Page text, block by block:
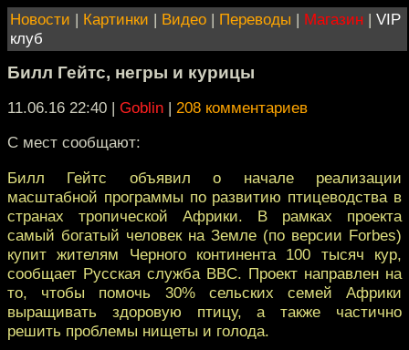
Новости | Картинки | Видео | Переводы | Магазин | VIP
клуб
Билл Гейтс, негры и курицы
11.06.16 22:40 | Goblin | 208 комментариев
С мест сообщают:
Билл Гейтс объявил о начале реализации
масштабной программы по развитию птицеводства в
странах тропической Африки. В рамках проекта
самый богатый человек на Земле (по версии Forbes)
купит жителям Черного континента 100 тысяч кур,
сообщает Русская служба BBC. Проект направлен на
то, чтобы помочь 30% сельских семей Африки
выращивать здоровую птицу, а также частично
решить проблемы нищеты и голода.